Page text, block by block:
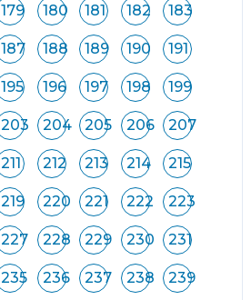
179 180 181 182 183
187 188 189 190 191
195 196 197 198 199
203 204 205 206 207
211 212 213 214 215
219 220 221 222 223
227 228 229 230 231
235 236 237 238 239